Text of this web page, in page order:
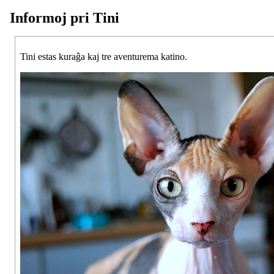
Informoj pri Tini
Tini estas kuraĝa kaj tre aventurema katino.